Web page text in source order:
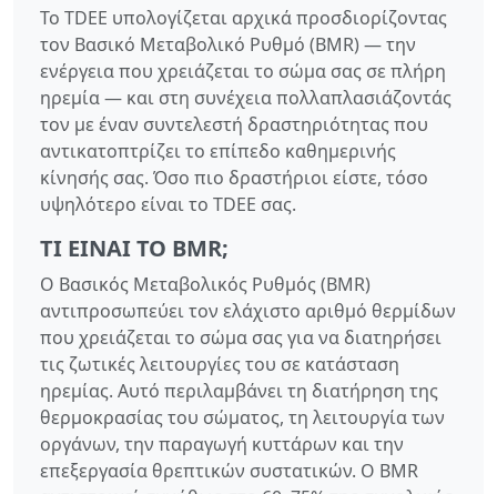
Το TDEE υπολογίζεται αρχικά προσδιορίζοντας
τον Βασικό Μεταβολικό Ρυθμό (BMR) — την
ενέργεια που χρειάζεται το σώμα σας σε πλήρη
ηρεμία — και στη συνέχεια πολλαπλασιάζοντάς
τον με έναν συντελεστή δραστηριότητας που
αντικατοπτρίζει το επίπεδο καθημερινής
κίνησής σας. Όσο πιο δραστήριοι είστε, τόσο
υψηλότερο είναι το TDEE σας.
ΤΙ ΕΊΝΑΙ ΤΟ BMR;
Ο Βασικός Μεταβολικός Ρυθμός (BMR)
αντιπροσωπεύει τον ελάχιστο αριθμό θερμίδων
που χρειάζεται το σώμα σας για να διατηρήσει
τις ζωτικές λειτουργίες του σε κατάσταση
ηρεμίας. Αυτό περιλαμβάνει τη διατήρηση της
θερμοκρασίας του σώματος, τη λειτουργία των
οργάνων, την παραγωγή κυττάρων και την
επεξεργασία θρεπτικών συστατικών. Ο BMR